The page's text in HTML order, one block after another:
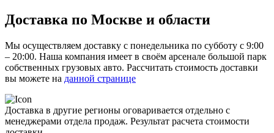
Доставка по Москве и области
Мы осуществляем доставку с понедельника по субботу с 9:00
– 20:00. Наша компания имеет в своём арсенале большой парк
собственных грузовых авто. Рассчитать стоимость доставки
вы можете на данной странице
Доставка в другие регионы оговаривается отдельно с
менеджерами отдела продаж. Результат расчета стоимости